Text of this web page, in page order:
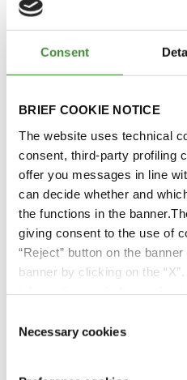
Consent
BRIEF COOKIE NOTICE
The website uses technical
consent, third-party profiling
offer you messages in line
can decide whether and
the functions in the
giving consent to the use of
“Reject” button on the
banner by clicking on the
Selection
Necessary cookies
Inspiring Talk
Vaidya